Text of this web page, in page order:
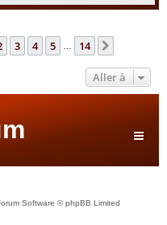
14
3 4 5 14
Aller à
Software © phpBB Limited